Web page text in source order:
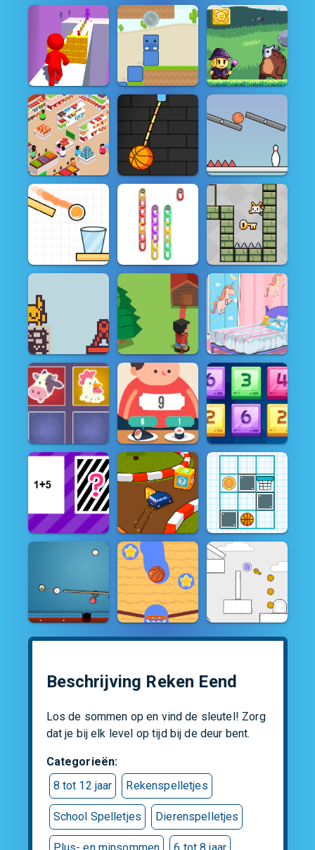
Beschrijving Reken Eend
Los de sommen op en vind de sleutel! Zorg
dat je bij elk level op tijd bij de deur bent.
Categorieën:
8 tot 12 jaar
Rekenspelletjes
School Spelletjes Dierenspelletjes